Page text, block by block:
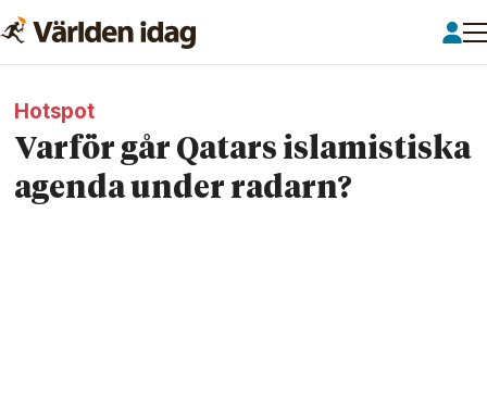
Hotspot
Varför går Qatars islamistiska
agenda under radarn?